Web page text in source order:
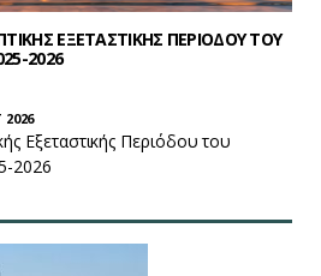
ΕΞΕΤΑΣΤΙΚΗΣ ΠΕΡΙΟΔΟΥ ΤΟΥ
2026
2026
Εξεταστικής Περιόδου του
2026